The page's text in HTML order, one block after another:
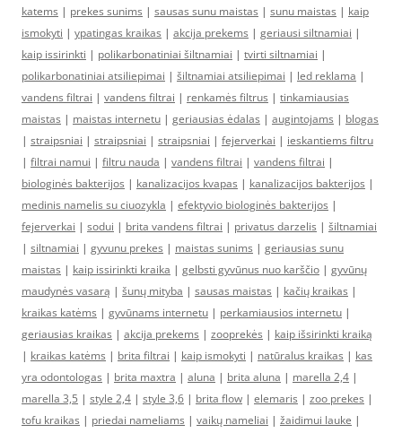
katems | prekes sunims | sausas sunu maistas | sunu maistas | kaip
ismokyti | ypatingas kraikas | akcija prekems | geriausi siltnamiai |
kaip issirinkti | polikarbonatiniai šiltnamiai | tvirti siltnamiai |
polikarbonatiniai atsiliepimai | šiltnamiai atsiliepimai | led reklama |
vandens filtrai | vandens filtrai | renkamės filtrus | tinkamiausias
maistas | maistas internetu | geriausias ėdalas | augintojams | blogas
| straipsniai | straipsniai | straipsniai | fejerverkai | ieskantiems filtru
| filtrai namui | filtru nauda | vandens filtrai | vandens filtrai |
biologinės bakterijos | kanalizacijos kvapas | kanalizacijos bakterijos |
medinis namelis su ciuozykla | efektyvio biologinės bakterijos |
fejerverkai | sodui | brita vandens filtrai | privatus darzelis | šiltnamiai
| siltnamiai | gyvunu prekes | maistas sunims | geriausias sunu
maistas | kaip issirinkti kraika | gelbsti gyvūnus nuo karščio | gyvūnų
maudynės vasarą | šunų mityba | sausas maistas | kačių kraikas |
kraikas katėms | gyvūnams internetu | perkamiausios internetu |
geriausias kraikas | akcija prekems | zooprekės | kaip išsirinkti kraiką
| kraikas katėms | brita filtrai | kaip ismokyti | natūralus kraikas | kas
yra odontologas | brita maxtra | aluna | brita aluna | marella 2,4 |
marella 3,5 | style 2,4 | style 3,6 | brita flow | elemaris | zoo prekes |
tofu kraikas | priedai nameliams | vaikų nameliai | žaidimui lauke |